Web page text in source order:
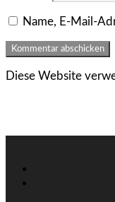
Name, E-Mail-
Diese Website